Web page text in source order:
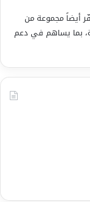
أيضاً مجموعة من
بما يساهم في دعم